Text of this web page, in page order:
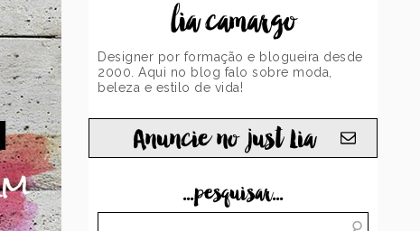
lia camargo
Designer por formação e blogueira desde
2000. Aqui no blog falo sobre moda,
beleza e estilo de vida!
Anuncie no just Lia
...pesquisar...